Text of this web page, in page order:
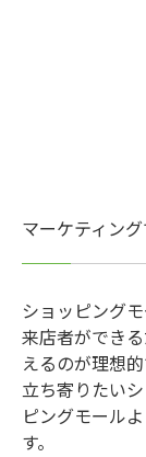
マーケティン
ショッピング
来店者ができ
えるのが理想
立ち寄りたい
ピングモール
す。